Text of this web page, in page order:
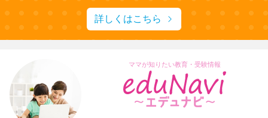
詳しくはこちら
ママが知りたい教育・受験情報